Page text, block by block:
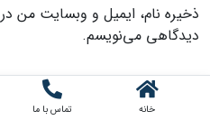
ذخیره نام، ایمیل و وبسایت من در
دیدگاهی می‌نویسم.
خانه تماس با ما